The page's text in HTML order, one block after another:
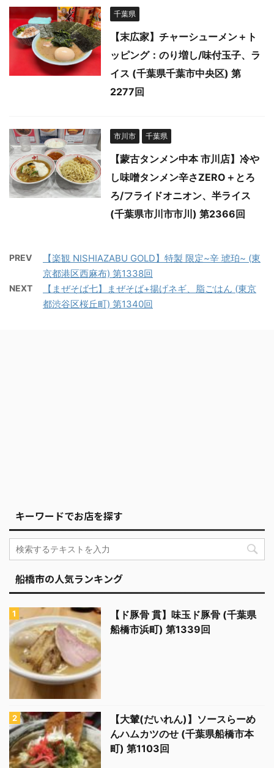
千葉県
【末広家】チャーシューメン＋ト
ッピング：のり増し/味付玉子、ラ
イス (千葉県千葉市中央区) 第
2277回
市川市 千葉県
【蒙古タンメン中本 市川店】冷や
し味噌タンメン辛さZERO＋とろ
ろ/フライドオニオン、半ライス
(千葉県市川市市川) 第2366回
PREV
【楽観 NISHIAZABU GOLD】特製 限定~辛 琥珀~ (東
京都港区西麻布) 第1338回
NEXT
【まぜそば七】まぜそば+揚げネギ、脂ごはん (東京
都渋谷区桜丘町) 第1340回
キーワードでお店を探す
船橋市の人気ランキング
【ド豚骨 貫】味玉ド豚骨 (千葉県
船橋市浜町) 第1339回
【大輦(だいれん)】ソースらーめ
んハムカツのせ (千葉県船橋市本
町) 第1103回